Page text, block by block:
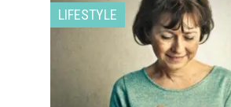
LIFESTYLE